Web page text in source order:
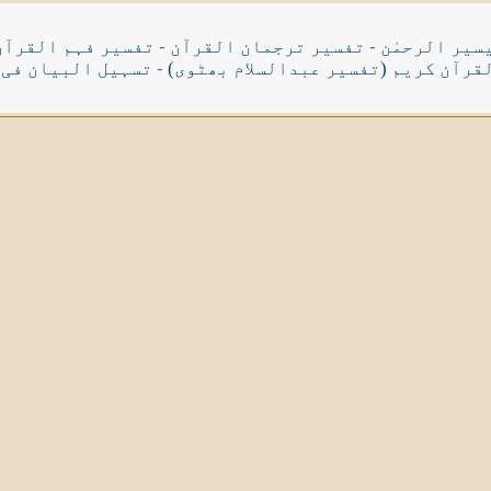
الرحمٰن - تفسیر ترجمان القرآن - تفسیر فہم
کریم (تفسیر عبدالسلام بھٹوی) - تسہیل البیان